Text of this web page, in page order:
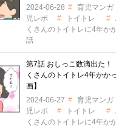
2024-06-28
育児マンガ
児レポ
トイトレ
くさんのトイトレに4年か
話
第7話 おしっこ数滴出た！
くさんのトイトレ4年かか
画】
2024-06-27
育児マンガ
児レポ
トイトレ
くさんのトイトレに4年か